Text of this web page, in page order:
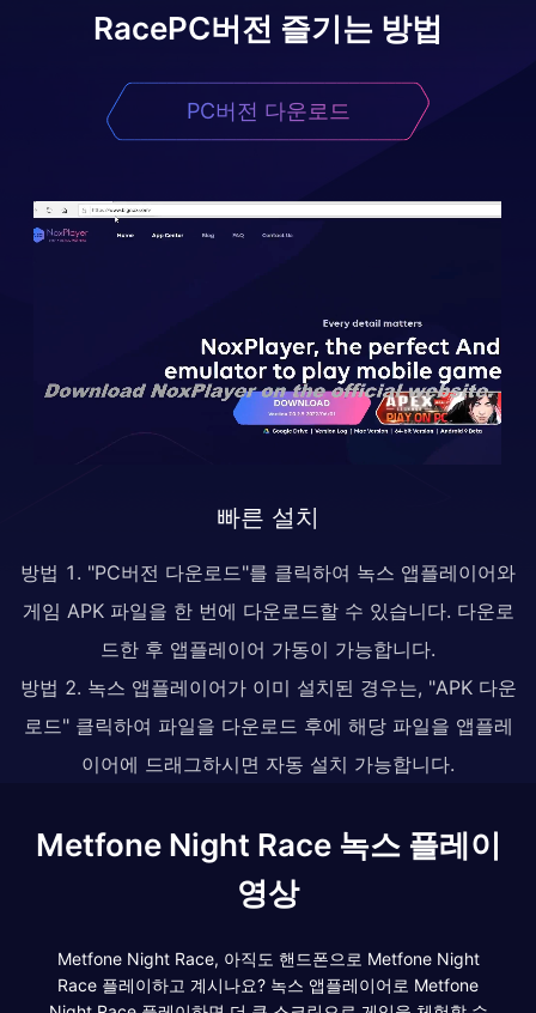
RacePC버전 즐기는 방법
PC버전 다운로드
빠른 설치
방법 1. "PC버전 다운로드"를 클릭하여 녹스 앱플레이어와
게임 APK 파일을 한 번에 다운로드할 수 있습니다. 다운로
드한 후 앱플레이어 가동이 가능합니다.
방법 2. 녹스 앱플레이어가 이미 설치된 경우는, "APK 다운
로드" 클릭하여 파일을 다운로드 후에 해당 파일을 앱플레
이어에 드래그하시면 자동 설치 가능합니다.
Metfone Night Race 녹스 플레이
영상
Metfone Night Race, 아직도 핸드폰으로 Metfone Night
Race 플레이하고 계시나요? 녹스 앱플레이어로 Metfone